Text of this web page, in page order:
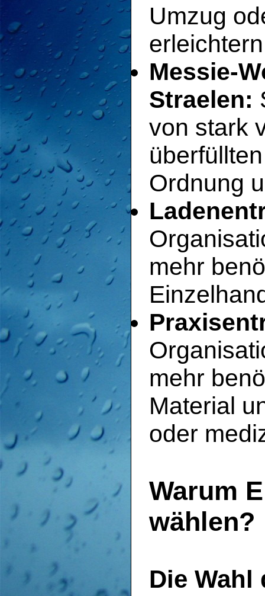
Umzug
Messie-
Straelen:
von stark
Ordnung
mehr
mehr
Material
oder
Warum
wählen?
Die Wahl